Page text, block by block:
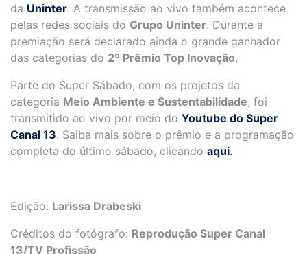
da Uninter. A transmissão ao vivo também acontece
pelas redes sociais do Grupo Uninter. Durante a
premiação será declarado ainda o grande ganhador
das categorias do 2º Prêmio Top Inovação.
Parte do Super Sábado, com os projetos da
categoria Meio Ambiente e Sustentabilidade, foi
transmitido ao vivo por meio do Youtube do Super
Canal 13. Saiba mais sobre o prêmio e a programação
completa do último sábado, clicando aqui.
Edição: Larissa Drabeski
Créditos do fotógrafo: Reprodução Super Canal
13/TV Profissão